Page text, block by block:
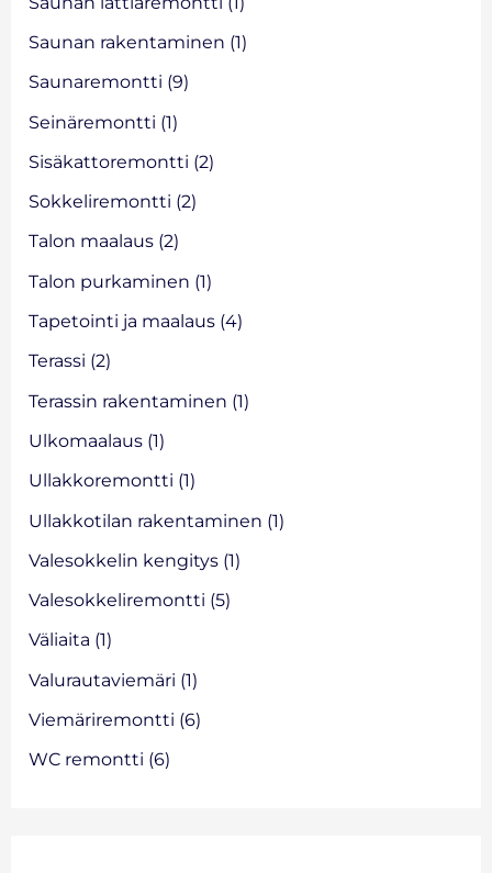
Saunan rakentaminen (1)
Saunaremontti (9)
Seinäremontti (1)
Sisäkattoremontti (2)
Sokkeliremontti (2)
Talon maalaus (2)
Talon purkaminen (1)
Tapetointi ja maalaus (4)
Terassi (2)
Terassin rakentaminen (1)
Ulkomaalaus (1)
Ullakkoremontti (1)
Ullakkotilan rakentaminen (1)
Valesokkelin kengitys (1)
Valesokkeliremontti (5)
Väliaita (1)
Valurautaviemäri (1)
Viemäriremontti (6)
WC remontti (6)